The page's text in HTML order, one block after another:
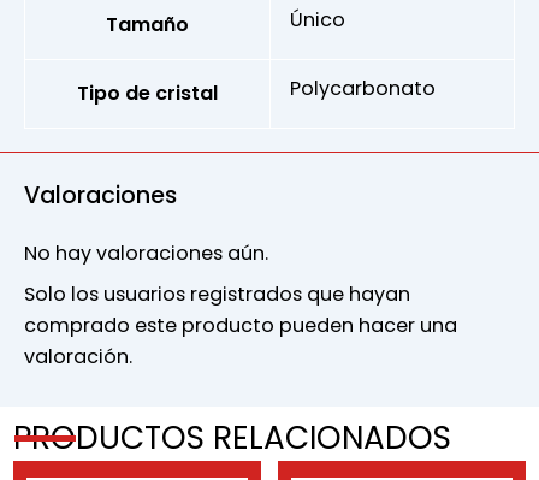
Tamaño Único
Tipo de cristal Polycarbonato
Valoraciones
No hay valoraciones aún.
Solo los usuarios registrados que hayan
comprado este producto pueden hacer una
valoración.
PRODUCTOS RELACIONADOS